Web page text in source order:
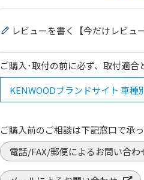
レビューを書く【今だけレビュ
ご購入･取付の前に必ず、取付適合
KENWOODブランドサイト 車種
ご購入前のご相談は下記窓口で承っ
電話/FAX/郵便によるお問い合わ